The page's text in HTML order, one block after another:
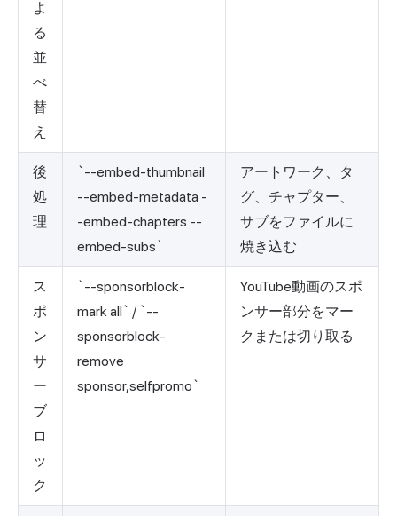
よ
る
並
べ
替
え
後
処
理
`--embed-thumbnail
--embed-metadata -
-embed-chapters --
embed-subs`
アートワーク、タ
グ、チャプター、
サブをファイルに
焼き込む
ス
ポ
ン
サ
ー
ブ
ロ
ッ
ク
`--sponsorblock-
mark all` / `--
sponsorblock-
remove
sponsor,selfpromo`
YouTube動画のスポ
ンサー部分をマー
クまたは切り取る